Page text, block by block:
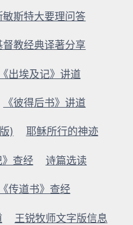
敏斯特大要理问答
督教经典译著分享
《出埃及记》讲道
《彼得后书》讲道
) 耶稣所行的神迹
》查经 诗篇选读
《传道书》查经
王锐牧师文字版信息